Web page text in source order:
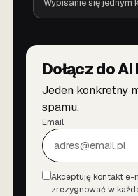
Wypisanie się jednym
Dołącz do
Jeden konkretny
spamu.
Email
Zgoda
Akceptuję kontakt e-
zrezygnować w